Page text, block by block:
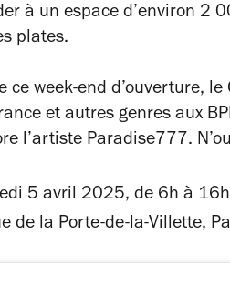
à un espace d’environ 2
plates.
ce week-end d’ouverture,
et autres genres aux
l’artiste Paradise777.
5 avril 2025, de 6h à
de la Porte-de-la-Villette,